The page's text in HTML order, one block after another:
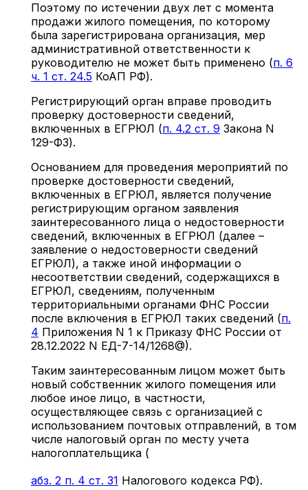
Поэтому по истечении двух лет с момента
продажи жилого помещения, по которому
была зарегистрирована организация, мер
административной ответственности к
руководителю не может быть применено (п. 6
ч. 1 ст. 24.5 КоАП РФ).
Регистрирующий орган вправе проводить
проверку достоверности сведений,
включенных в ЕГРЮЛ (п. 4.2 ст. 9 Закона N
129-ФЗ).
Основанием для проведения мероприятий по
проверке достоверности сведений,
включенных в ЕГРЮЛ, является получение
регистрирующим органом заявления
заинтересованного лица о недостоверности
сведений, включенных в ЕГРЮЛ (далее –
заявление о недостоверности сведений
ЕГРЮЛ), а также иной информации о
несоответствии сведений, содержащихся в
ЕГРЮЛ, сведениям, полученным
территориальными органами ФНС России
после включения в ЕГРЮЛ таких сведений (п.
4 Приложения N 1 к Приказу ФНС России от
28.12.2022 N ЕД-7-14/1268@).
Таким заинтересованным лицом может быть
новый собственник жилого помещения или
любое иное лицо, в частности,
осуществляющее связь с организацией с
использованием почтовых отправлений, в том
числе налоговый орган по месту учета
налогоплательщика (
абз. 2 п. 4 ст. 31 Налогового кодекса РФ).